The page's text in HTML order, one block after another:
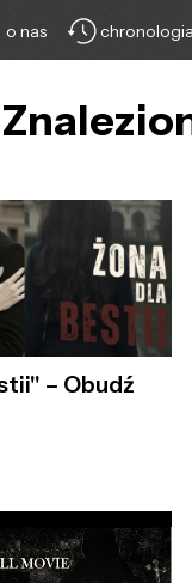
o nas chronologia
– Obudź